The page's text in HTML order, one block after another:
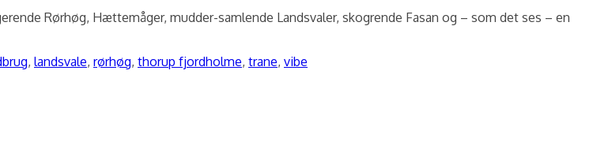
Rørhøg, Hættemåger, mudder-samlende Landsvaler, skogrende Fasan og – som det ses – en
, landsvale, rørhøg, thorup fjordholme, trane, vibe